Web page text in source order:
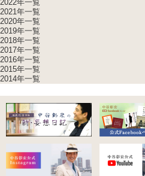
2022年一覧
2021年一覧
2020年一覧
2019年一覧
2018年一覧
2017年一覧
2016年一覧
2015年一覧
2014年一覧